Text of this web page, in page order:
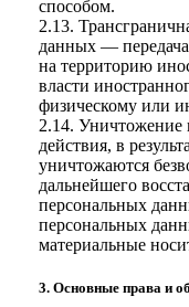
способом.
2.13.
данных —
на территорию
власти
физическому или
2.14.
действия, в
уничтожаются
дальнейшего
персональных
персональных
материальные
3. Основные права и